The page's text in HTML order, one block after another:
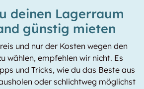
deinen Lagerraum
günstig mieten
und nur der Kosten wegen den
wählen, empfehlen wir nicht. Es
und Tricks, wie du das Beste aus
oder schlichtweg möglichst